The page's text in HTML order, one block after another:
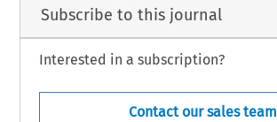
Subscribe to this journal
Interested in a subscription?
Contact our sales team